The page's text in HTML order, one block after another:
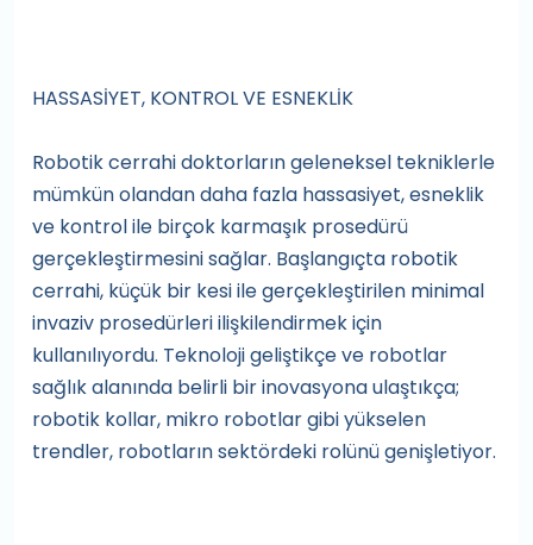
HASSASİYET, KONTROL VE ESNEKLİK
Robotik cerrahi doktorların geleneksel tekniklerle
mümkün olandan daha fazla hassasiyet, esneklik
ve kontrol ile birçok karmaşık prosedürü
gerçekleştirmesini sağlar. Başlangıçta robotik
cerrahi, küçük bir kesi ile gerçekleştirilen minimal
invaziv prosedürleri ilişkilendirmek için
kullanılıyordu. Teknoloji geliştikçe ve robotlar
sağlık alanında belirli bir inovasyona ulaştıkça;
robotik kollar, mikro robotlar gibi yükselen
trendler, robotların sektördeki rolünü genişletiyor.